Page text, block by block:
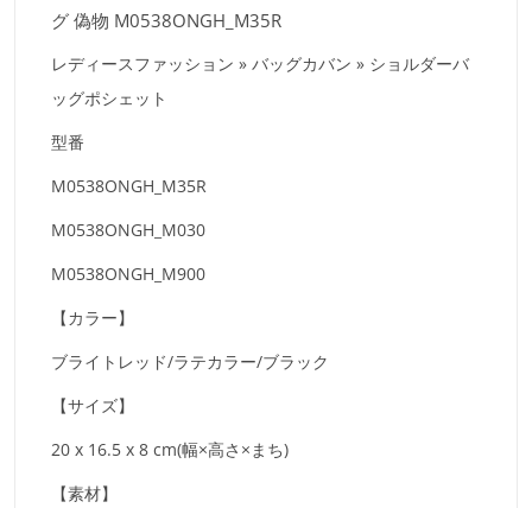
グ 偽物 M0538ONGH_M35R
レディースファッション » バッグカバン » ショルダーバ
ッグポシェット
型番
M0538ONGH_M35R
M0538ONGH_M030
M0538ONGH_M900
【カラー】
ブライトレッド/ラテカラー/ブラック
【サイズ】
20 x 16.5 x 8 cm(幅×高さ×まち)
【素材】